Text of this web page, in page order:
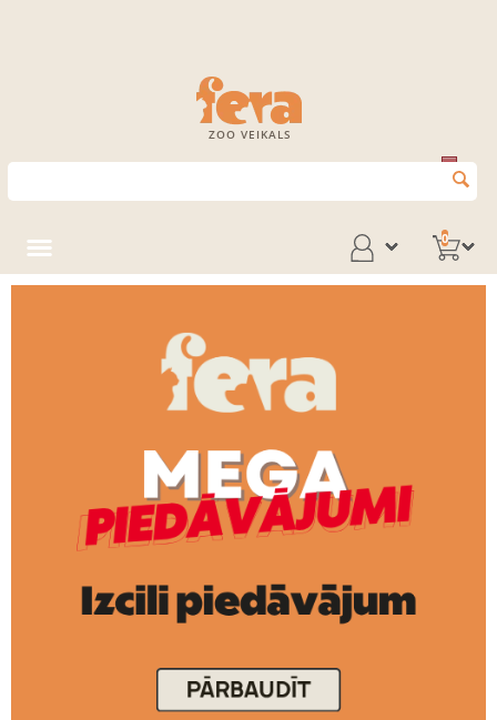
ZOO VEIKALS
0